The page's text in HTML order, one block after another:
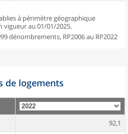
à périmètre géographique
vigueur au 01/01/2025.
dénombrements, RP2006 au RP2022
de logements
92,1